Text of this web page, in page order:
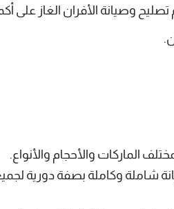
وصيانة الأفران الغاز على
الماركات والأحجام والأنواع.
وكاملة بصفة دورية لجميع